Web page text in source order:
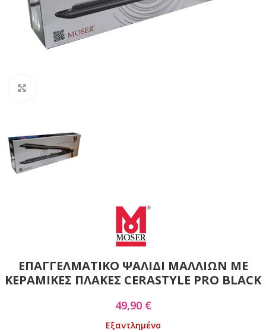
ΕΠΑΓΓΕΛΜΑΤΙΚΟ ΨΑΛΙΔΙ ΜΑΛΛΙΩΝ ΜΕ
ΚΕΡΑΜΙΚΕΣ ΠΛΑΚΕΣ CERASTYLE PRO BLACK
49,90 €
Εξαντλημένο